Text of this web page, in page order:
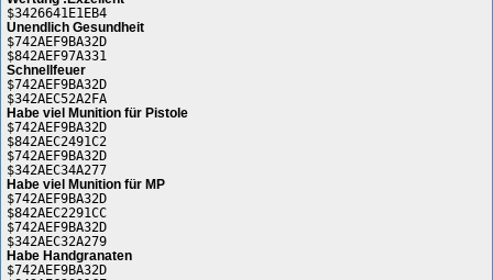
$3426641E1EB4
Unendlich Gesundheit
$742AEF9BA32D
$842AEF97A331
Schnellfeuer
$742AEF9BA32D
$342AEC52A2FA
Habe viel Munition für Pistole
$742AEF9BA32D
$842AEC2491C2
$742AEF9BA32D
$342AEC34A277
Habe viel Munition für MP
$742AEF9BA32D
$842AEC2291CC
$742AEF9BA32D
$342AEC32A279
Habe Handgranaten
$742AEF9BA32D